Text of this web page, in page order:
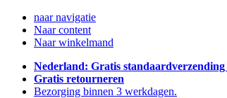
naar navigatie
Naar content
Naar winkelmand
Nederland: Gratis standaardverzending
Gratis retourneren
Bezorging binnen 3 werkdagen.